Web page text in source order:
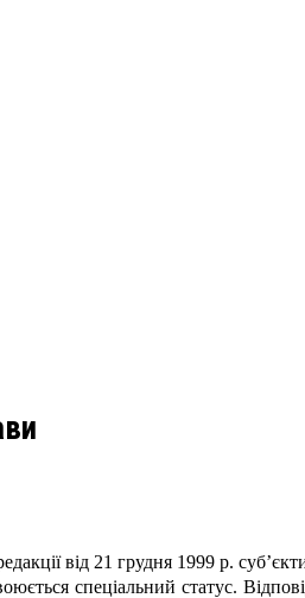
від 21 грудня 1999 р.
спеціальний статус.